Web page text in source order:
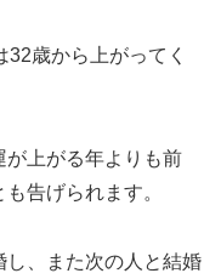
歳から上がってく
が上がる年よりも前
告げられます。
、また次の人と結婚